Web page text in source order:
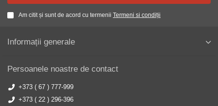
Am citit și sunt de acord cu termenii Termeni si condiții
Informații generale
Persoanele noastre de contact
+373 ( 67 ) 777-999
+373 ( 22 ) 296-396